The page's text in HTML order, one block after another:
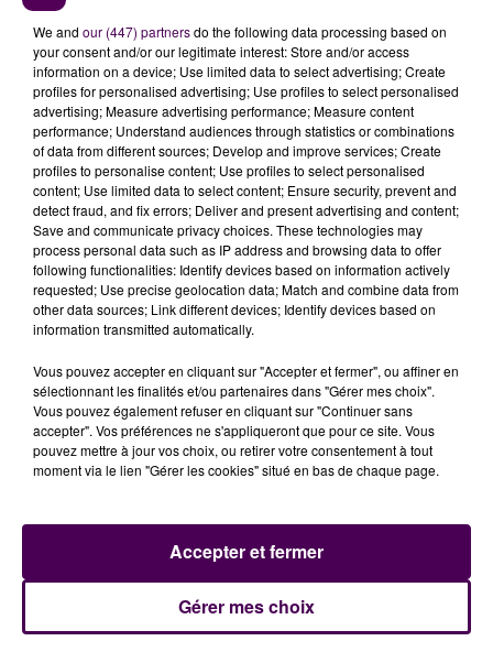
Les caprices de l’enfant-roi"de Michel Leclerc et
présenté à Cannes en avant-première au"Cinéma
de la Plage"met à l'honneur, de son côté, les pierres
séculaires de la"cité Plantagenêt":plusieurs scènes
en ont été réalisées dans le vieux Mans, mais aussi
à Avoise et à Roëzé-sur-Sarthe. Comédie
dramatique sur la jeunesse de Louis XIV, on y voit jouer
Artus, Franck Dubosc et Julia Piaton entre autres,
pour une sortie nationale programmée officiellement
le 24 juin. Précisons que le Conseil régional des Pays-
de-la-Loire l'a soutenu à hauteur de 250 000 euros.
31 juillet 2026
Gagnez vos entrées à Terra Botanica !
We and our (447) partnersdo the following data processing based on
your consent and/or our legitimate interest: Store and/or access
information on a device; Use limited data to select advertising; Create
profiles for personalised advertising; Use profiles to select personalised
advertising; Measure advertising performance; Measure content
performance; Understand audiences through statistics or combinations
of data from different sources; Develop and improve services; Create
profiles to personalise content; Use profiles to select personalised
content; Use limited data to select content; Ensure security, prevent and
detect fraud, and fix errors; Deliver and present advertising and content;
Save and communicate privacy choices. These technologies may
process personal data such as IP address and browsing data to offer
following functionalities: Identify devices based on information actively
requested; Use precise geolocation data; Match and combine data from
other data sources; Link different devices; Identify devices based on
information transmitted automatically.
Vous pouvez accepter en cliquant sur "Accepter et fermer", ou affiner en
sélectionnant les finalités et/ou partenaires dans "Gérer mes choix".
Vous pouvez également refuser en cliquant sur "Continuer sans
accepter". Vos préférences ne s'appliqueront que pour ce site. Vous
pouvez mettre à jour vos choix, ou retirer votre consentement à tout
moment via le lien "Gérer les cookies" situé en bas de chaque page.
Gérer mes choix
Accepter et fermer